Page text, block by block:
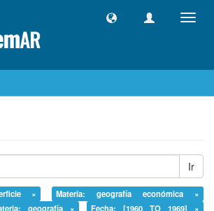
Ir
×
Materia: geografía económica ×
geografía ×
Fecha: [1960 TO 1969] ×